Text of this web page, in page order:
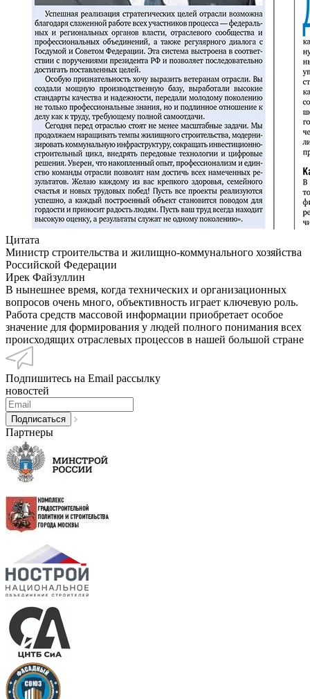
Цитата
Министр строительства и жилищно-коммунального хозяйства
Российской Федерации
Ирек Файзуллин
В нынешнее время, когда технических и организационных
вопросов очень много, объективность играет ключевую роль.
Работа средств массовой информации приобретает особое
значение для формирования у людей полного понимания всех
происходящих отраслевых процессов в нашей большой стране
Подпишитесь на Email рассылку
новостей
Партнеры